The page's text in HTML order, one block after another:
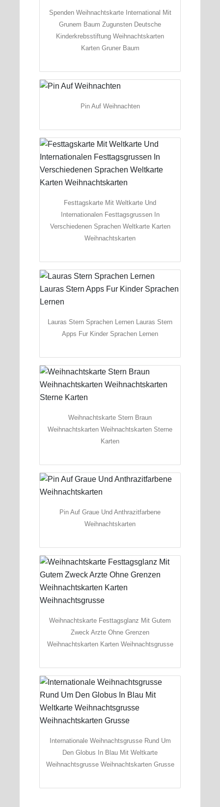
Spenden Weihnachtskarte International Mit
Grunem Baum Zugunsten Deutsche
Kinderkrebsstiftung Weihnachtskarten
Karten Gruner Baum
Pin Auf Weihnachten
Festtagskarte Mit Weltkarte Und
Internationalen Festtagsgrussen In
Verschiedenen Sprachen Weltkarte Karten
Weihnachtskarten
Lauras Stern Sprachen Lernen Lauras Stern
Apps Fur Kinder Sprachen Lernen
Weihnachtskarte Stern Braun
Weihnachtskarten Weihnachtskarten Sterne
Karten
Pin Auf Graue Und Anthrazitfarbene
Weihnachtskarten
Weihnachtskarte Festtagsglanz Mit Gutem
Zweck Arzte Ohne Grenzen
Weihnachtskarten Karten Weihnachtsgrusse
Internationale Weihnachtsgrusse Rund Um
Den Globus In Blau Mit Weltkarte
Weihnachtsgrusse Weihnachtskarten Grusse